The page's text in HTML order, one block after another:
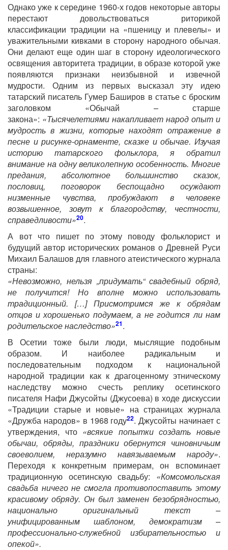
Однако уже к середине 1960-х годов некоторые авторы
перестают довольствоваться риторикой
классификации традиции на «пшеницу и плевелы» и
уважительными кивками в сторону народного обычая.
Они делают еще один шаг в сторону идеологического
освящения авторитета традиции, в образе которой уже
появляются признаки неизбывной и извечной
мудрости. Одним из первых высказал эту идею
татарский писатель Гумер Баширов в статье с броским
заголовком «Обычай – старше
закона»: «Тысячелетиями накапливает народ опыт и
мудрость в жизни, которые находят отражение в
песне и рисунке-орнаменте, сказке и обычае. Изучая
историю татарского фольклора, я обратил
внимание на одну великолепную особенность. Многие
предания, абсолютное большинство сказок,
пословиц, поговорок беспощадно осуждают
низменные чувства, пробуждают в человеке
возвышенное, зовут к благородству, честности,
справедливости»20.
А вот что пишет по этому поводу фольклорист и
будущий автор исторических романов о Древней Руси
Михаил Балашов для главного атеистического журнала
страны:
«Невозможно, нельзя „придумать“ свадебный обряд,
не получится! Но вполне можно использовать
традиционный. […] Присмотримся же к обрядам
отцов и хорошенько подумаем, а не годится ли нам
родительское наследство»21.
В Осетии тоже были люди, мыслящие подобным
образом. И наиболее радикальным и
последовательным подходом к национальной
народной традиции как к драгоценному этническому
наследству можно счесть реплику осетинского
писателя Нафи Джусойты (Джусоева) в ходе дискуссии
«Традиции старые и новые» на страницах журнала
«Дружба народов» в 1968 году22. Джусойты начинает с
утверждения, что «всякие попытки создать новые
обычаи, обряды, праздники обернутся чиновничьим
своеволием, неразумно навязываемым народу».
Переходя к конкретным примерам, он вспоминает
традиционную осетинскую свадьбу: «Комсомольская
свадьба ничего не смогла противопоставить этому
красивому обряду. Он был заменен безобрядностью,
национально оригинальный текст –
унифицированным шаблоном, демократизм –
профессионально-служебной избирательностью и
опекой».